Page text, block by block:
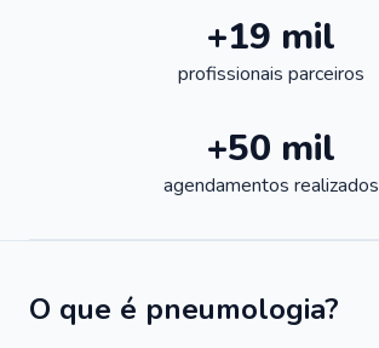
+19 mil
profissionais parceiros
+50 mil
agendamentos realizados
O que é pneumologia?